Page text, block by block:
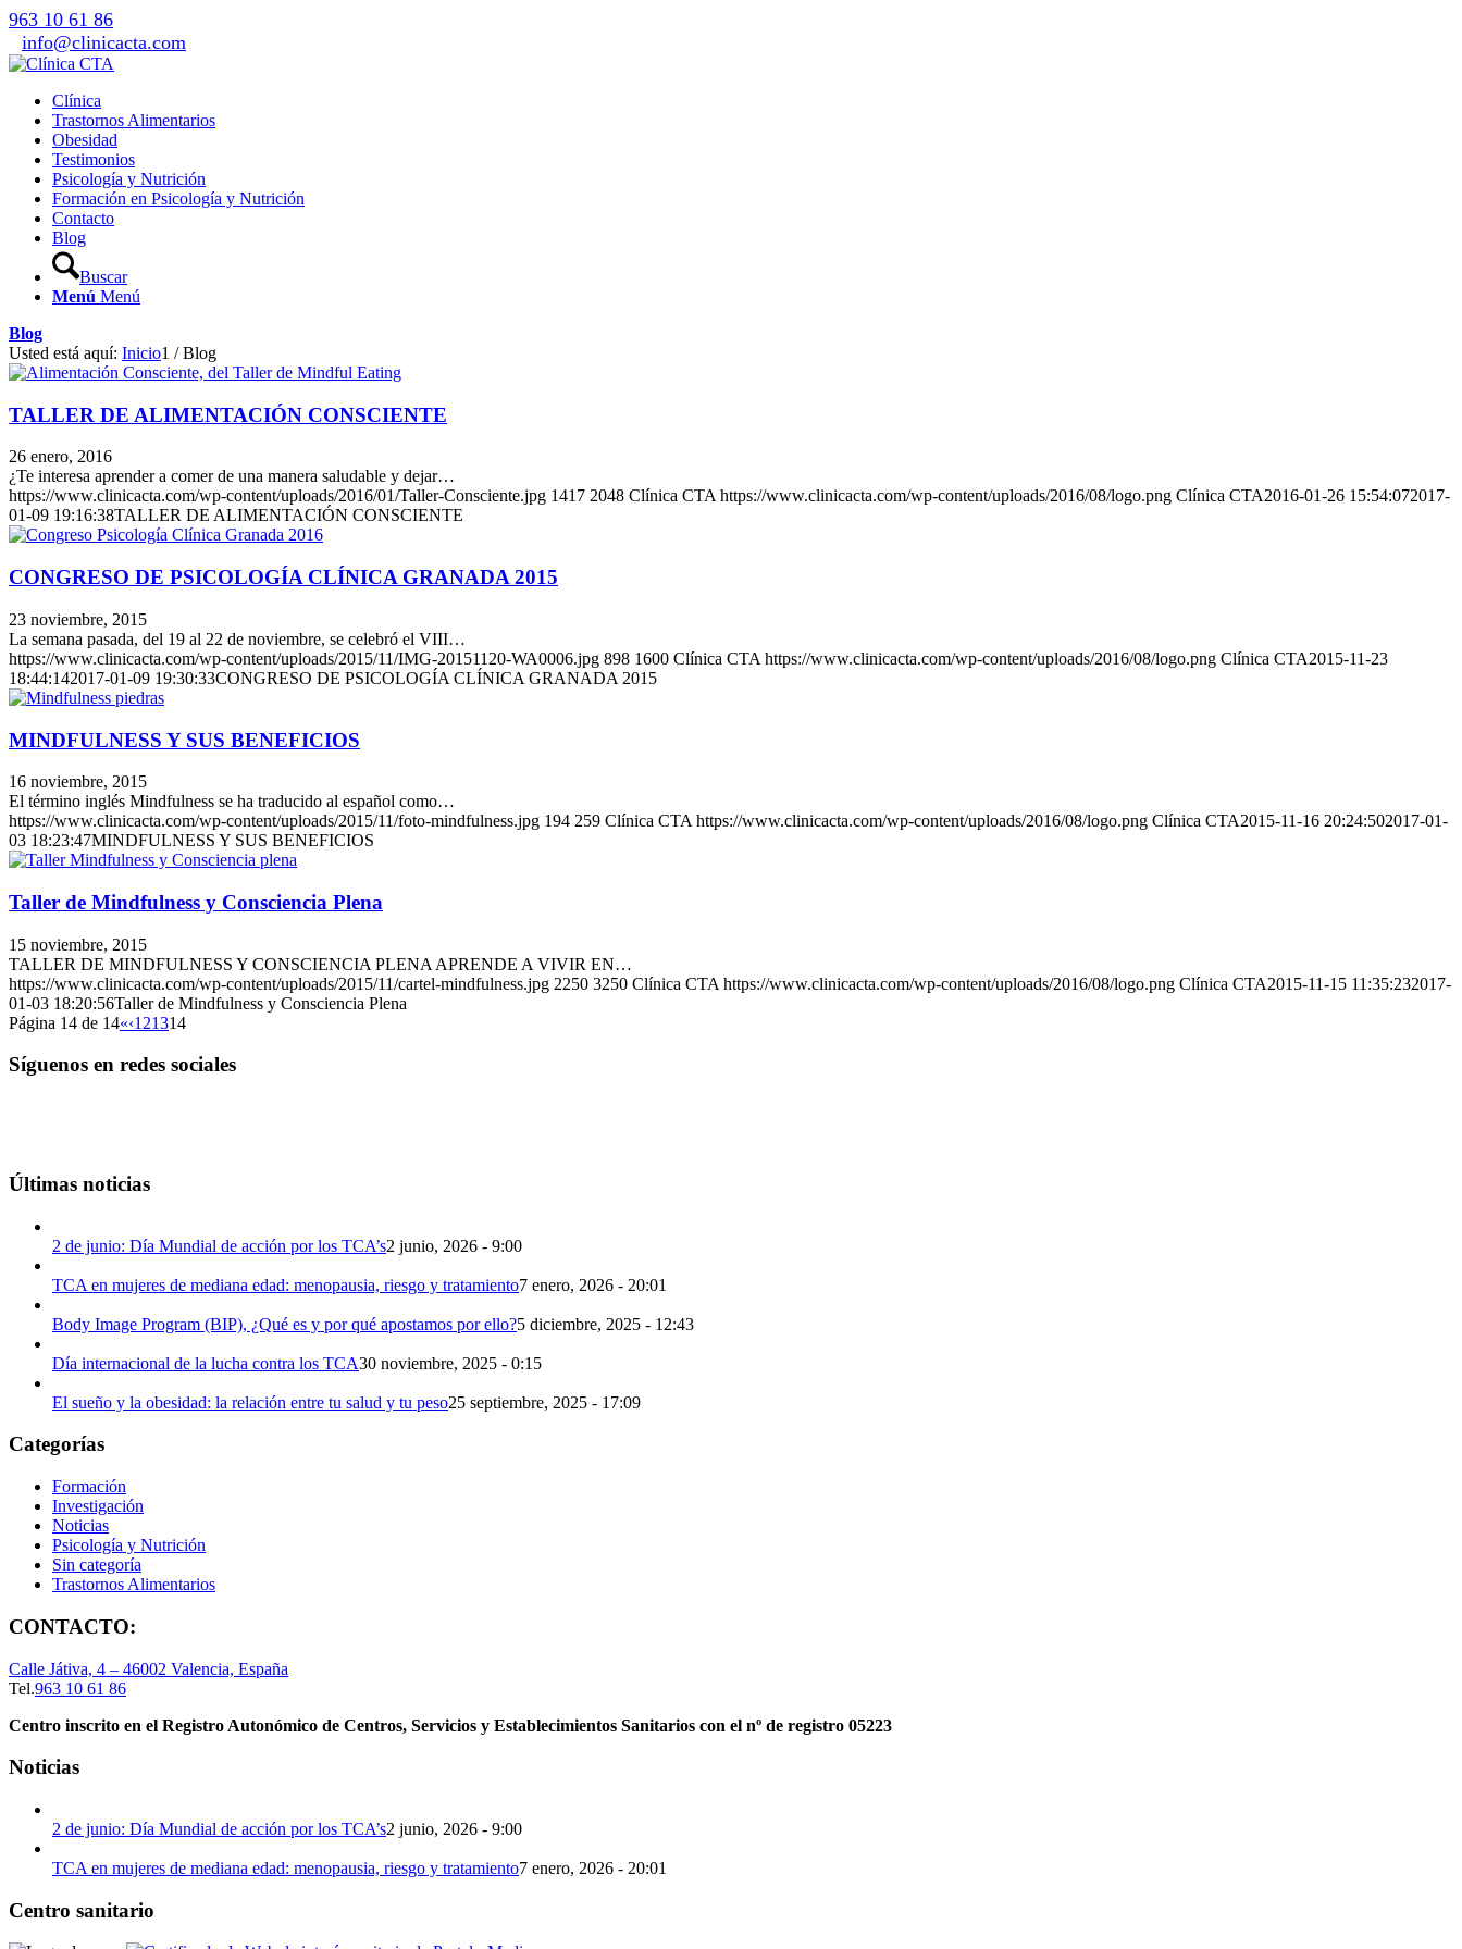
963 10 61 86
info@clinicacta.com
Clínica
Trastornos Alimentarios
Obesidad
Testimonios
Psicología y Nutrición
Formación en Psicología y Nutrición
Contacto
Blog
Buscar
Menú Menú
Blog
Usted está aquí: Inicio1 / Blog
TALLER DE ALIMENTACIÓN CONSCIENTE
26 enero, 2016
¿Te interesa aprender a comer de una manera saludable y dejar…
https://www.clinicacta.com/wp-content/uploads/2016/01/Taller-Consciente.jpg 1417 2048 Clínica CTA https://www.clinicacta.com/wp-content/uploads/2016/08/logo.png Clínica CTA2016-01-26 15:54:072017-
01-09 19:16:38TALLER DE ALIMENTACIÓN CONSCIENTE
CONGRESO DE PSICOLOGÍA CLÍNICA GRANADA 2015
23 noviembre, 2015
La semana pasada, del 19 al 22 de noviembre, se celebró el VIII…
https://www.clinicacta.com/wp-content/uploads/2015/11/IMG-20151120-WA0006.jpg 898 1600 Clínica CTA https://www.clinicacta.com/wp-content/uploads/2016/08/logo.png Clínica CTA2015-11-23
18:44:142017-01-09 19:30:33CONGRESO DE PSICOLOGÍA CLÍNICA GRANADA 2015
MINDFULNESS Y SUS BENEFICIOS
16 noviembre, 2015
El término inglés Mindfulness se ha traducido al español como…
https://www.clinicacta.com/wp-content/uploads/2015/11/foto-mindfulness.jpg 194 259 Clínica CTA https://www.clinicacta.com/wp-content/uploads/2016/08/logo.png Clínica CTA2015-11-16 20:24:502017-01-
03 18:23:47MINDFULNESS Y SUS BENEFICIOS
Taller de Mindfulness y Consciencia Plena
15 noviembre, 2015
TALLER DE MINDFULNESS Y CONSCIENCIA PLENA APRENDE A VIVIR EN…
https://www.clinicacta.com/wp-content/uploads/2015/11/cartel-mindfulness.jpg 2250 3250 Clínica CTA https://www.clinicacta.com/wp-content/uploads/2016/08/logo.png Clínica CTA2015-11-15 11:35:232017-
01-03 18:20:56Taller de Mindfulness y Consciencia Plena
Página 14 de 14«‹121314
Síguenos en redes sociales
Últimas noticias
2 de junio: Día Mundial de acción por los TCA’s2 junio, 2026 - 9:00
TCA en mujeres de mediana edad: menopausia, riesgo y tratamiento7 enero, 2026 - 20:01
Body Image Program (BIP), ¿Qué es y por qué apostamos por ello?5 diciembre, 2025 - 12:43
Día internacional de la lucha contra los TCA30 noviembre, 2025 - 0:15
El sueño y la obesidad: la relación entre tu salud y tu peso25 septiembre, 2025 - 17:09
Categorías
Formación
Investigación
Noticias
Psicología y Nutrición
Sin categoría
Trastornos Alimentarios
CONTACTO:
Calle Játiva, 4 – 46002 Valencia, España
Tel.963 10 61 86
Centro inscrito en el Registro Autonómico de Centros, Servicios y Establecimientos Sanitarios con el nº de registro 05223
Noticias
2 de junio: Día Mundial de acción por los TCA’s2 junio, 2026 - 9:00
TCA en mujeres de mediana edad: menopausia, riesgo y tratamiento7 enero, 2026 - 20:01
Centro sanitario